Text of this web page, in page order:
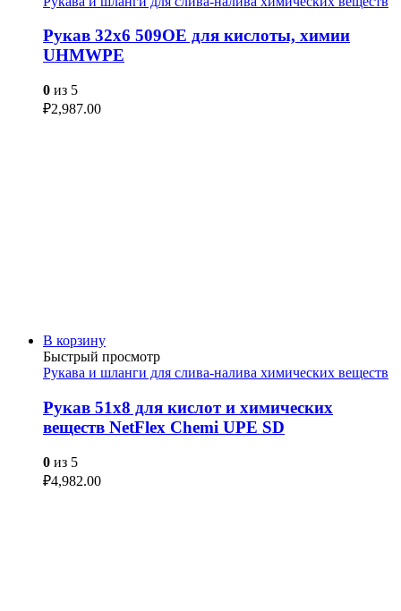
Рукав 32х6 509OE для кислоты, химии
UHMWPE
0 из 5
₽2,987.00
В корзину
Быстрый просмотр
Рукава и шланги для слива-налива химических веществ
Рукав 51х8 для кислот и химических
веществ NetFlex Chemi UPE SD
0 из 5
₽4,982.00